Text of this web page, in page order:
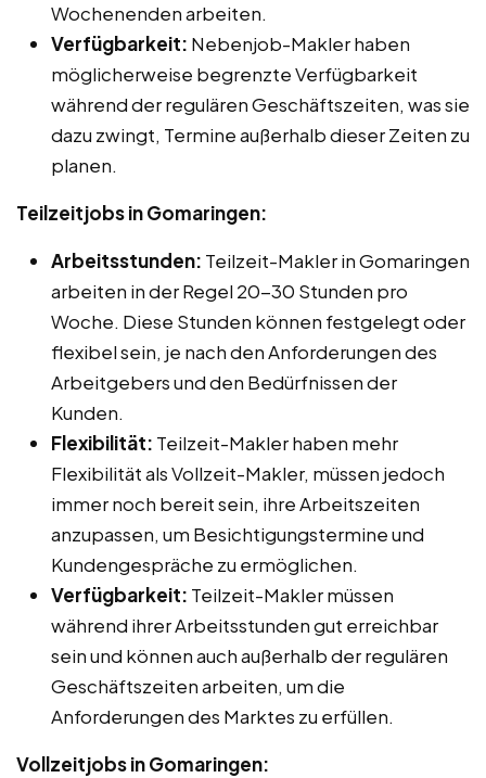
Wochenenden arbeiten.
Verfügbarkeit: Nebenjob-Makler haben
möglicherweise begrenzte Verfügbarkeit
während der regulären Geschäftszeiten, was sie
dazu zwingt, Termine außerhalb dieser Zeiten zu
planen.
Teilzeitjobs in Gomaringen:
Arbeitsstunden: Teilzeit-Makler in Gomaringen
arbeiten in der Regel 20-30 Stunden pro
Woche. Diese Stunden können festgelegt oder
flexibel sein, je nach den Anforderungen des
Arbeitgebers und den Bedürfnissen der
Kunden.
Flexibilität: Teilzeit-Makler haben mehr
Flexibilität als Vollzeit-Makler, müssen jedoch
immer noch bereit sein, ihre Arbeitszeiten
anzupassen, um Besichtigungstermine und
Kundengespräche zu ermöglichen.
Verfügbarkeit: Teilzeit-Makler müssen
während ihrer Arbeitsstunden gut erreichbar
sein und können auch außerhalb der regulären
Geschäftszeiten arbeiten, um die
Anforderungen des Marktes zu erfüllen.
Vollzeitjobs in Gomaringen: